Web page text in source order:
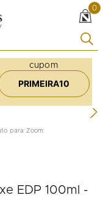
0
cupom
PRIMEIRA10
para Zoom
EDP 100ml -